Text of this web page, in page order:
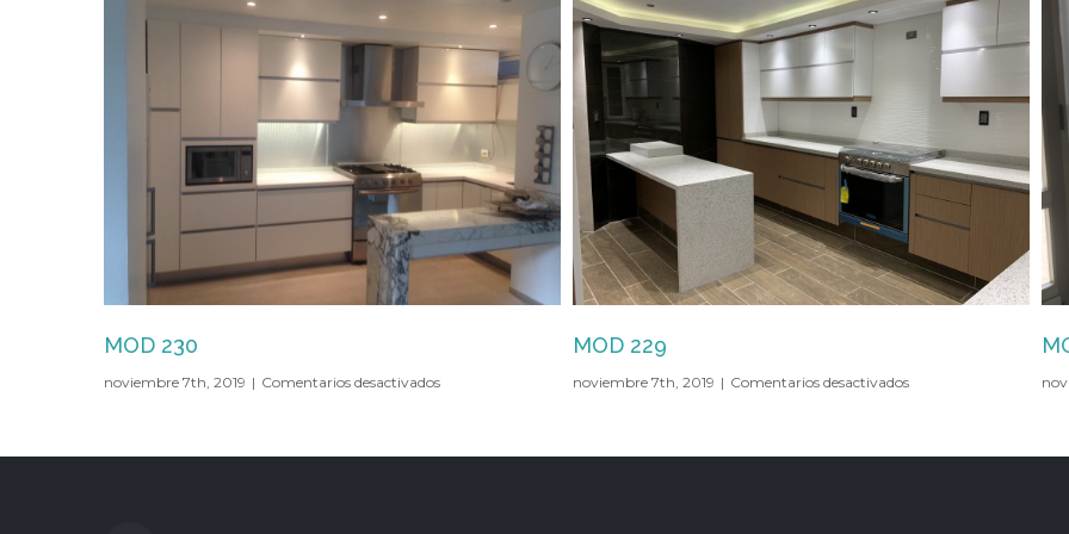
MOD 229
noviembre 7th, 2019 | Comentarios desactivadosen
MOD 228
noviembre 7th, 2019 | Comentarios desactivadosen